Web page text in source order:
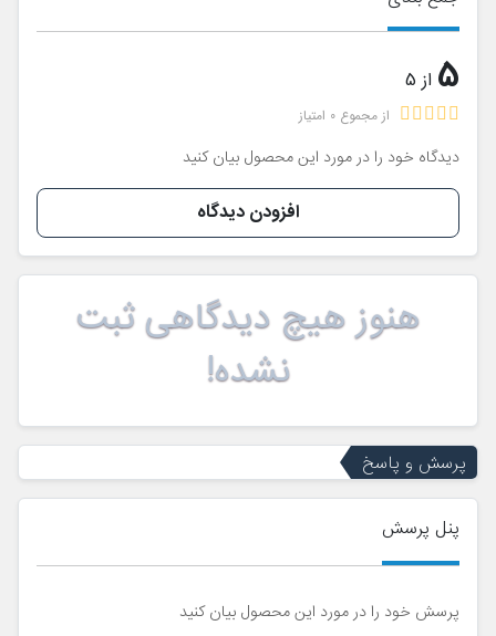
5 از 5
از مجموع 0 امتیاز
دیدگاه خود را در مورد این محصول بیان کنید
افزودن دیدگاه
هنوز هیچ دیدگاهی ثبت
نشده!
پرسش و پاسخ
پنل پرسش
پرسش خود را در مورد این محصول بیان کنید